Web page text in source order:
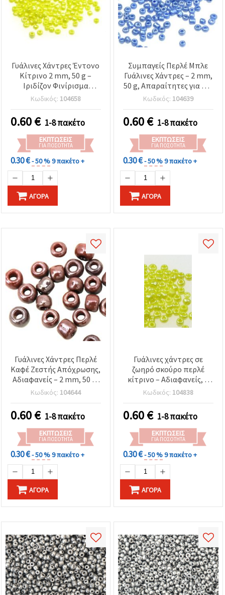
Γυάλινες Χάντρες Έντονο
Κίτρινο 2 mm, 50 g –
Ιριδίζον Φινίρισμα
Ουράνιου Τόξου για
Κοσμήματα & DIY
Χειροτεχνίες
Κωδικός: 104658
0.60€ 1-8 πακέτο
ΕΚΠΤΏΣΕΙΣ
ΓΙΑ ΠΟΣΌΤΗΤΑ
0.30 €- 50 %9 πακέτο +
ΑΓΟΡΆ
Συμπαγείς Περλέ Μπλε
Γυάλινες Χάντρες – 2 mm,
50 g, Απαραίτητες για DIY
Κοσμήματα, Εργασίες με
Χάντρες & Κεντήματα
Κωδικός: 104639
0.60€ 1-8 πακέτο
ΕΚΠΤΏΣΕΙΣ
ΓΙΑ ΠΟΣΌΤΗΤΑ
0.30 €- 50 %9 πακέτο +
ΑΓΟΡΆ
Γυάλινες Χάντρες Περλέ
Καφέ Ζεστής Απόχρωσης,
Αδιαφανείς – 2 mm, 50 g,
Ιδανικές για Χειροποίητα
Κοσμήματα,
Φθινοπωρινά Σχέδια &
Μοναδικές DIY
Χειροτεχνίες
Κωδικός: 104644
0.60€ 1-8 πακέτο
ΕΚΠΤΏΣΕΙΣ
ΓΙΑ ΠΟΣΌΤΗΤΑ
0.30 €- 50 %9 πακέτο +
ΑΓΟΡΆ
Γυάλινες χάντρες σε
ζωηρό σκούρο περλέ
κίτρινο – Αδιαφανείς, 2
mm, 50 g, ιδανικές για
χειροποίητα κοσμήματα,
καλοκαιρινά σχέδια και
μοναδικές δημιουργίες
DIY
Κωδικός: 104838
0.60€ 1-8 πακέτο
ΕΚΠΤΏΣΕΙΣ
ΓΙΑ ΠΟΣΌΤΗΤΑ
0.30 €- 50 %9 πακέτο +
ΑΓΟΡΆ